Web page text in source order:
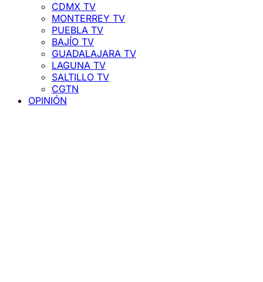
CDMX TV
MONTERREY TV
PUEBLA TV
BAJÍO TV
GUADALAJARA TV
LAGUNA TV
SALTILLO TV
CGTN
OPINIÓN